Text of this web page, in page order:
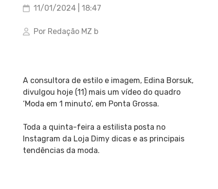
11/01/2024 | 18:47
Por Redação MZ b
A consultora de estilo e imagem, Edina Borsuk,
divulgou hoje (11) mais um vídeo do quadro
‘Moda em 1 minuto’, em Ponta Grossa.
Toda a quinta-feira a estilista posta no
Instagram da Loja Dimy dicas e as principais
tendências da moda.